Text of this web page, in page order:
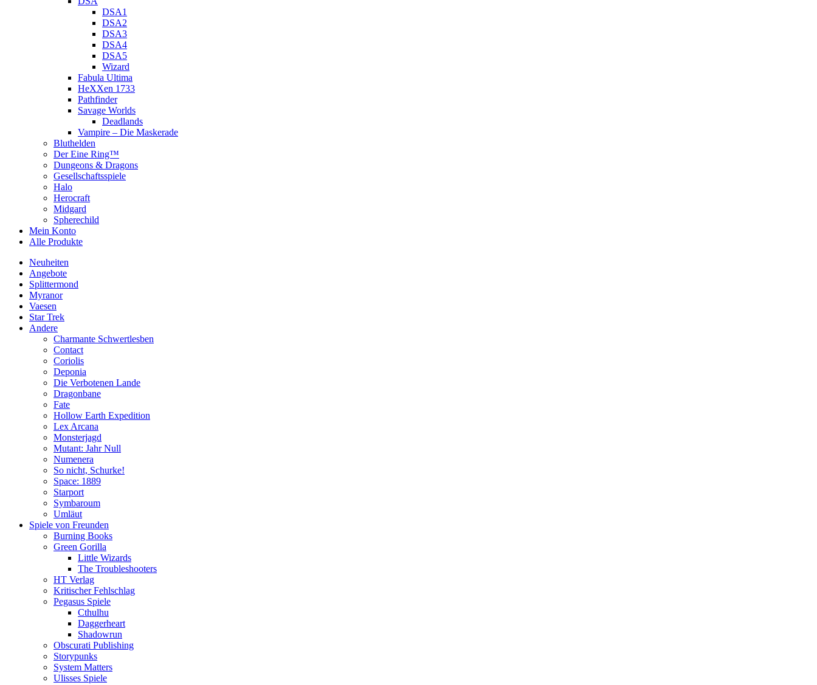
DSA1
DSA2
DSA3
DSA4
DSA5
Wizard
Fabula Ultima
HeXXen 1733
Pathfinder
Savage Worlds
Deadlands
Vampire – Die Maskerade
Bluthelden
Der Eine Ring™
Dungeons & Dragons
Gesellschaftsspiele
Halo
Herocraft
Midgard
Spherechild
Mein Konto
Alle Produkte
Neuheiten
Angebote
Splittermond
Myranor
Vaesen
Star Trek
Andere
Charmante Schwertlesben
Contact
Coriolis
Deponia
Die Verbotenen Lande
Dragonbane
Fate
Hollow Earth Expedition
Lex Arcana
Monsterjagd
Mutant: Jahr Null
Numenera
So nicht, Schurke!
Space: 1889
Starport
Symbaroum
Umläut
Spiele von Freunden
Burning Books
Green Gorilla
Little Wizards
The Troubleshooters
HT Verlag
Kritischer Fehlschlag
Pegasus Spiele
Cthulhu
Daggerheart
Shadowrun
Obscurati Publishing
Storypunks
System Matters
Ulisses Spiele